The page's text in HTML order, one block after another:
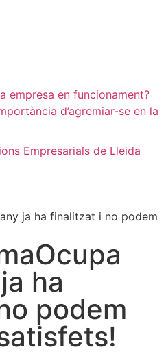
empresa en funcionament?
d’agremiar-se en la
Empresarials de Lleida
ja ha finalitzat i no podem
ha
podem